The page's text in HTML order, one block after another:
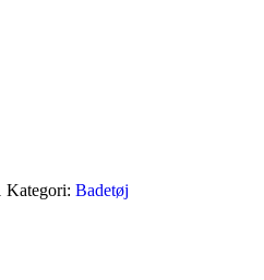
Kategori: Badetøj